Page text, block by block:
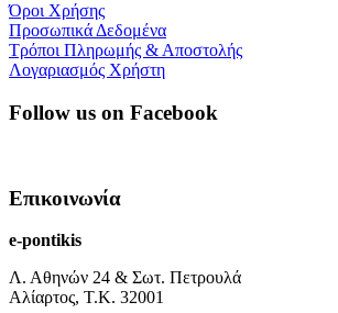
Όροι Χρήσης
Προσωπικά Δεδομένα
Τρόποι Πληρωμής & Αποστολής
Λογαριασμός Χρήστη
Follow us on Facebook
Επικοινωνία
e-pontikis
Λ. Αθηνών 24 & Σωτ. Πετρουλά
Αλίαρτος, Τ.Κ. 32001